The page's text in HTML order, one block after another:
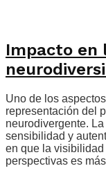
Impacto en
Uno de los
representación del
neurodivergente.
sensibilidad y
en que la
perspectivas es